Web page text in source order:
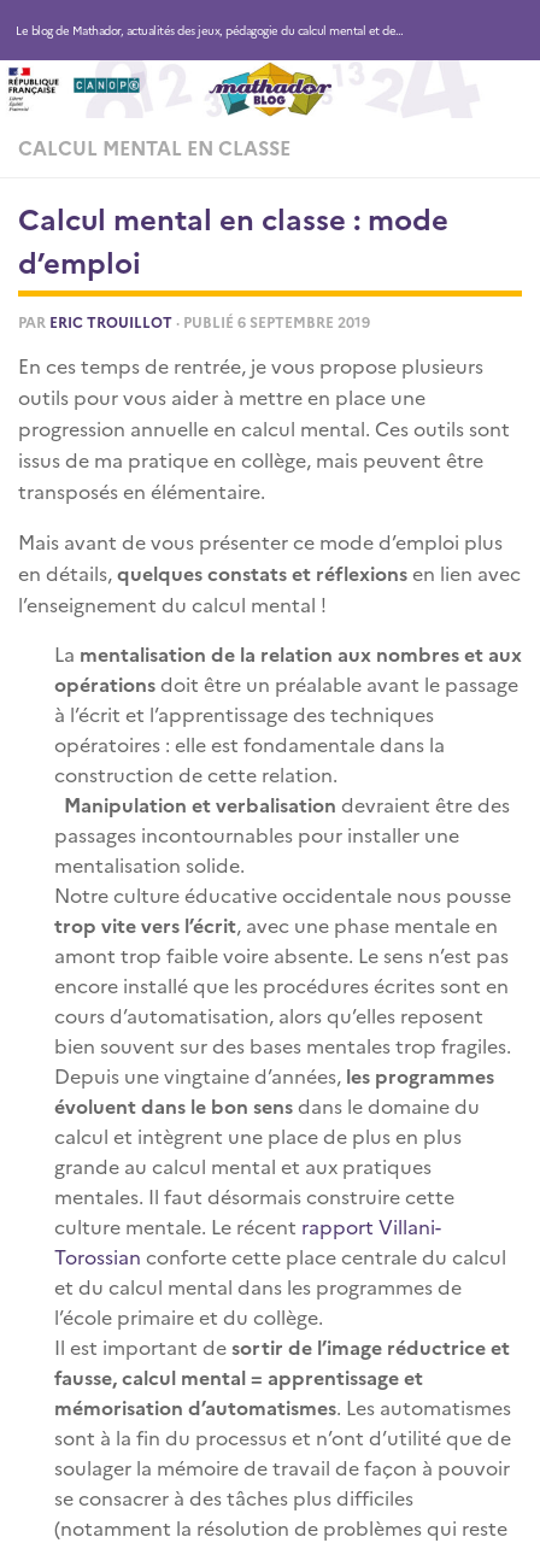
CALCUL MENTAL EN CLASSE
Calcul mental en classe : mode
d’emploi
PAR ERIC TROUILLOT · PUBLIÉ 6 SEPTEMBRE 2019
En ces temps de rentrée, je vous propose plusieurs
outils pour vous aider à mettre en place une
progression annuelle en calcul mental. Ces outils sont
issus de ma pratique en collège, mais peuvent être
transposés en élémentaire.
Mais avant de vous présenter ce mode d’emploi plus
en détails,quelques constats et réflexionsen lien avec
l’enseignement du calcul mental !
La mentalisation de la relation aux nombres et aux
opérationsdoit être un préalable avant le passage
à l’écrit et l’apprentissage des techniques
opératoires : elle est fondamentale dans la
construction de cette relation.
Manipulation et verbalisation devraient être des
passages incontournables pour installer une
mentalisation solide.
Notre culture éducative occidentale nous pousse
trop vite vers l’écrit, avec une phase mentale en
amont trop faible voire absente. Le sens n’est pas
encore installé que les procédures écrites sont en
cours d’automatisation, alors qu’elles reposent
bien souvent sur des bases mentales trop fragiles.
Depuis une vingtaine d’années, les programmes
évoluent dans le bon sensdans le domaine du
calcul et intègrent une place de plus en plus
grande au calcul mental et aux pratiques
mentales. Il faut désormais construire cette
culture mentale. Le récent rapport Villani-
Torossian conforte cette place centrale du calcul
et du calcul mental dans les programmes de
l’école primaire et du collège.
Il est important desortir de l’image réductrice et
fausse, calcul mental = apprentissage et
mémorisation d’automatismes. Les automatismes
sont à la fin du processus et n’ont d’utilité que de
soulager la mémoire de travail de façon à pouvoir
se consacrer à des tâches plus difficiles
(notamment la résolution de problèmes qui reste